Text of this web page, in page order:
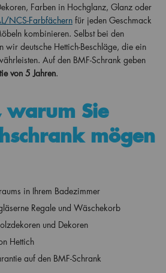
Farben in Hochglanz, Glanz oder
NCS-Farbfächern für jeden Geschmack
kombinieren. Selbst bei den
wir deutsche Hettich-Beschläge, die ein
Auf den BMF-Schrank geben
von 5 Jahren.
warum Sie
mögen
in Ihrem Badezimmer
Regale und Wäschekorb
und Dekoren
Hettich
auf den BMF-Schrank